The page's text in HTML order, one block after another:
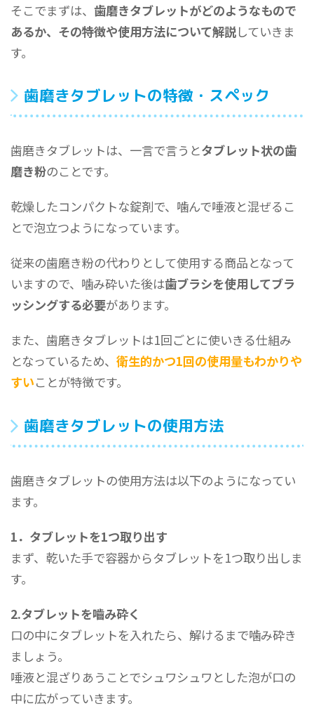
そこでまずは、歯磨きタブレットがどのようなもので
あるか、その特徴や使用方法について解説していきま
す。
歯磨きタブレットの特徴・スペック
歯磨きタブレットは、一言で言うとタブレット状の歯
磨き粉のことです。
乾燥したコンパクトな錠剤で、噛んで唾液と混ぜるこ
とで泡立つようになっています。
従来の歯磨き粉の代わりとして使用する商品となって
いますので、噛み砕いた後は歯ブラシを使用してブラ
ッシングする必要があります。
また、歯磨きタブレットは1回ごとに使いきる仕組み
となっているため、衛生的かつ1回の使用量もわかりや
すいことが特徴です。
歯磨きタブレットの使用方法
歯磨きタブレットの使用方法は以下のようになってい
ます。
1．タブレットを1つ取り出す
まず、乾いた手で容器からタブレットを1つ取り出しま
す。
2.タブレットを嚙み砕く
口の中にタブレットを入れたら、解けるまで噛み砕き
ましょう。
唾液と混ざりあうことでシュワシュワとした泡が口の
中に広がっていきます。